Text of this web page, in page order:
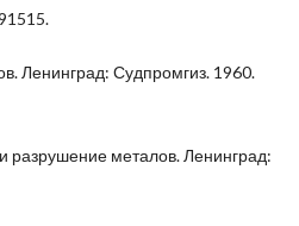
Ленинград: Судпромгиз. 1960.
разрушение металов. Ленинград: